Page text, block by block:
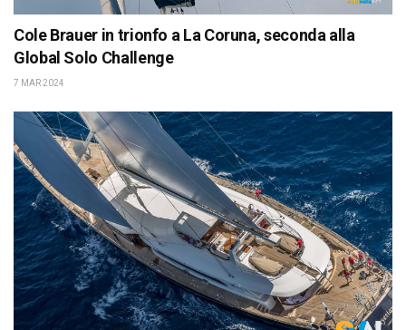
Cole Brauer in trionfo a La Coruna, seconda alla
Global Solo Challenge
7 MAR 2024